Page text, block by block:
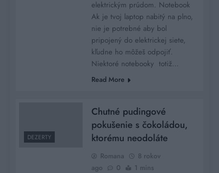
elektrickým prúdom. Notebook
Ak je tvoj laptop nabitý na plno,
nie je potrebné aby bol
pripojený do elektrickej siete,
kľudne ho môžeš odpojiť.
Niektoré notebooky totiž…
Read More
DEZERTY
Chutné pudingové
pokušenie s čokoládou,
ktorému neodoláte
Romana
8 rokov
ago
0 1 mins